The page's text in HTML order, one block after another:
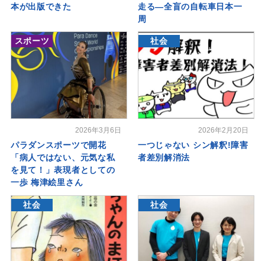
本が出版できた
走る―全盲の自転車日本一
周
スポーツ
2026年3月6日
パラダンスポーツで開花
「病人ではない、元気な私
を見て！」表現者としての
一歩 梅津絵里さん
社会
2026年2月20日
一つじゃない シン解釈!障害
者差別解消法
社会 社会